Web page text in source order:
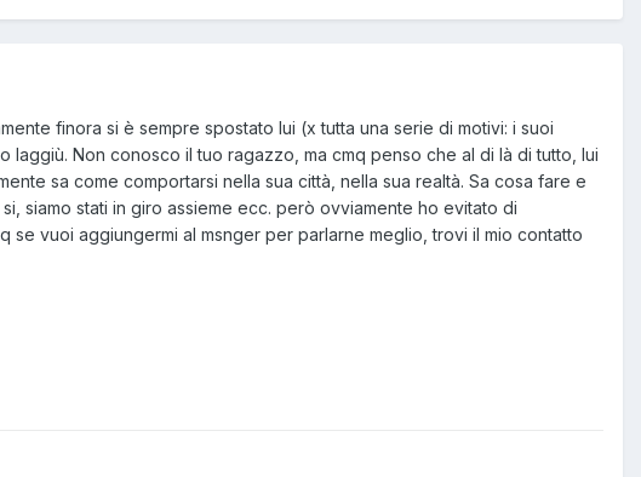
finora si è sempre spostato lui (x tutta una serie di motivi: i suoi
Non conosco il tuo ragazzo, ma cmq penso che al di là di tutto, lui
sa come comportarsi nella sua città, nella sua realtà. Sa cosa fare e
siamo stati in giro assieme ecc. però ovviamente ho evitato di
vuoi aggiungermi al msnger per parlarne meglio, trovi il mio contatto